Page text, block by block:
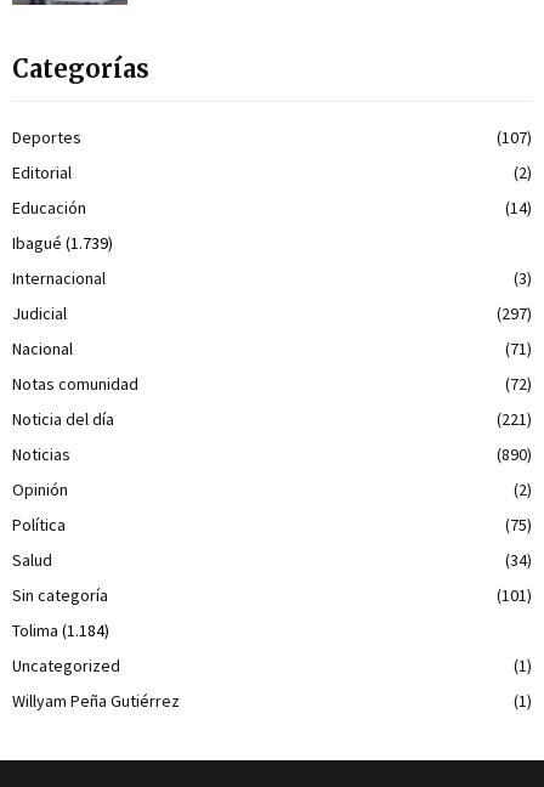
Categorías
Deportes
(107)
Editorial
(2)
Educación
(14)
Ibagué (1.739)
Internacional
(3)
Judicial
(297)
Nacional
(71)
Notas comunidad
(72)
Noticia del día
(221)
Noticias
(890)
Opinión
(2)
Política
(75)
Salud
(34)
Sin categoría
(101)
Tolima (1.184)
Uncategorized
(1)
Willyam Peña Gutiérrez
(1)